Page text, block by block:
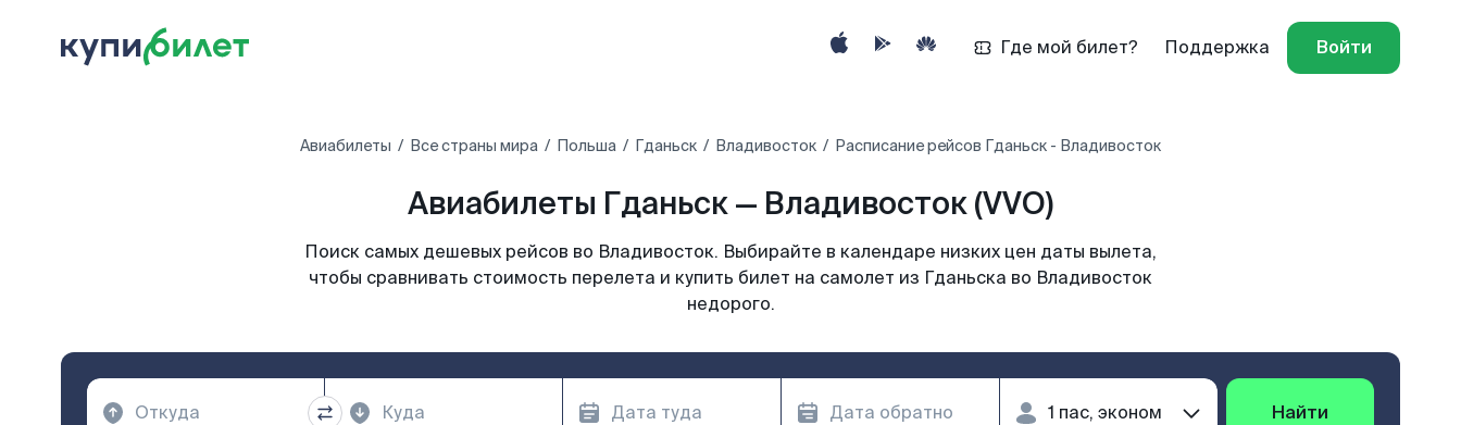
Где мой билет? Поддержка Войти
Авиабилеты Все страны мира Польша Гданьск Владивосток Расписание рейсов Гданьск - Владивосток
Авиабилеты Гданьск — Владивосток (VVO)
Поиск самых дешевых рейсов во Владивосток. Выбирайте в календаре низких цен даты вылета,
чтобы сравнивать стоимость перелета и купить билет на самолет из Гданьска во Владивосток
недорого.
Найти